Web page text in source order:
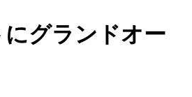
グランドオー